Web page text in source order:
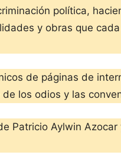
política,
y obras que
de páginas de
los odios y las
Patricio Aylwin